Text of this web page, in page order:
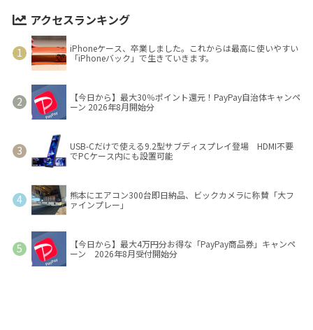
アクセスランキング
iPhoneケース、卒業しました。これからは最高に使いやすい
「iPhoneバック」で生きていきます。
【今日から】最大30％ポイント還元！PayPay自治体キャンペ
ーン 2026年8月開始分
USB-Cだけで使える9.2型サブディスプレイ登場 HDMI不要
でPCケース内にも設置可能
熊本にエアコン300台即日納品、ビックカメラに称賛「大フ
ァインプレー」
【今日から】最大4万円分お得な「PayPay商品券」キャンペ
ーン 2026年8月受付開始分